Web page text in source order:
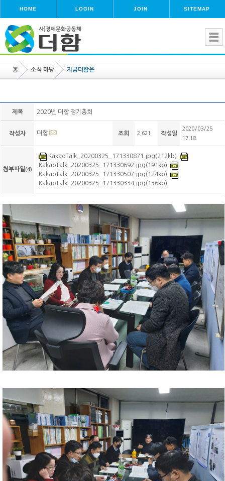
HOME LOGIN JOIN SITEMAP
홈 소식 마당 지금더함은
제목 2020년 더함 정기총회
작성자 더함 조회 2,621 작성일
2020/03/25
17:18
첨부파일(4)
KakaoTalk_20200325_171330871.jpg(212kb)
KakaoTalk_20200325_171330692.jpg(191kb)
KakaoTalk_20200325_171330507.jpg(124kb)
KakaoTalk_20200325_171330334.jpg(136kb)